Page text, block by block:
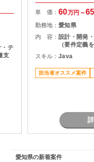
・テ
支
単 価：60万円～
勤務地：愛知県
内 容：設計・開発
（要件定義
スキル：Java
担当者オススメ案件
愛知県の新着案件